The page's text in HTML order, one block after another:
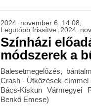
2024. november 6. 14:08,
Legutóbb frissítve: 2024.
Színházi
módszerek a
Balesetmegelőzés,
Crash - Ütközések címmel
Bács-Kiskun Vármegyei
Benkő Emese)